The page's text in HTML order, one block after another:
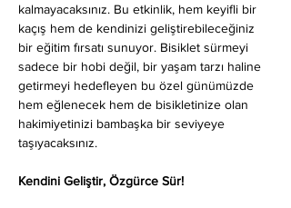
kalmayacaksınız. Bu etkinlik, hem keyifli bir
kaçış hem de kendinizi geliştirebileceğiniz
bir eğitim fırsatı sunuyor. Bisiklet sürmeyi
sadece bir hobi değil, bir yaşam tarzı haline
getirmeyi hedefleyen bu özel günümüzde
hem eğlenecek hem de bisikletinize olan
hakimiyetinizi bambaşka bir seviyeye
taşıyacaksınız.
Kendini Geliştir, Özgürce Sür!